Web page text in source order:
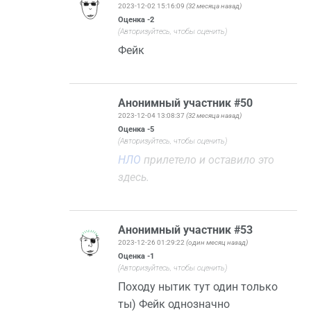
2023-12-02 15:16:09(32 месяца назад)
Оценка-2
(Авторизуйтесь, чтобы оценить)
Фейк
Анонимный участник #50
2023-12-04 13:08:37(32 месяца назад)
Оценка-5
(Авторизуйтесь, чтобы оценить)
НЛО прилетело и оставило это
здесь.
Анонимный участник #53
2023-12-26 01:29:22(один месяц назад)
Оценка-1
(Авторизуйтесь, чтобы оценить)
Походу нытик тут один только
ты) Фейк однозначно